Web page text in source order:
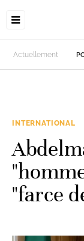
Actuellement
INTERNATIONAL
"farce